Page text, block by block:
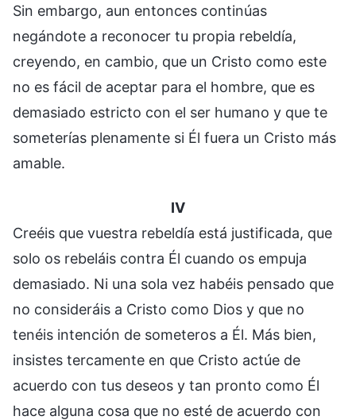
Sin embargo, aun entonces continúas
negándote a reconocer tu propia rebeldía,
creyendo, en cambio, que un Cristo como este
no es fácil de aceptar para el hombre, que es
demasiado estricto con el ser humano y que te
someterías plenamente si Él fuera un Cristo más
amable.
IV
Creéis que vuestra rebeldía está justificada, que
solo os rebeláis contra Él cuando os empuja
demasiado. Ni una sola vez habéis pensado que
no consideráis a Cristo como Dios y que no
tenéis intención de someteros a Él. Más bien,
insistes tercamente en que Cristo actúe de
acuerdo con tus deseos y tan pronto como Él
hace alguna cosa que no esté de acuerdo con